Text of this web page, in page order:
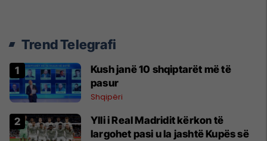
Trend Telegrafi
Kush janë 10 shqiptarët më të
pasur
Shqipëri
Ylli i Real Madridit kërkon të
largohet pasi u la jashtë Kupës së